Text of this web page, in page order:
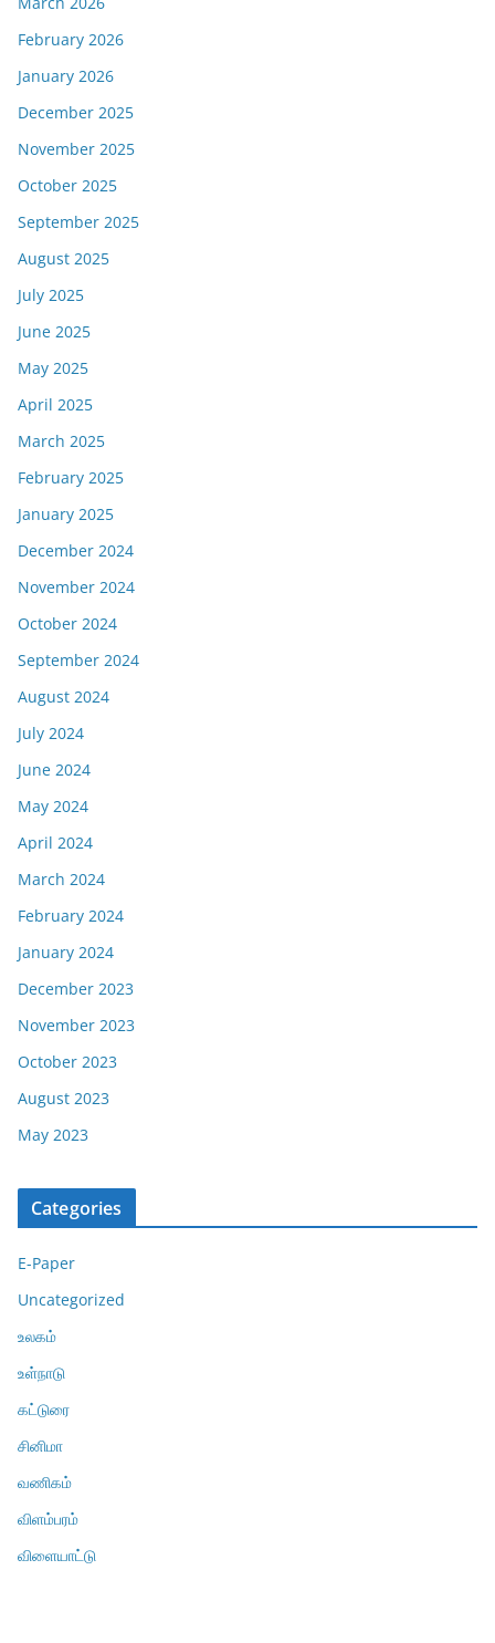
February 2026
January 2026
December 2025
November 2025
October 2025
September 2025
August 2025
July 2025
June 2025
May 2025
April 2025
March 2025
February 2025
January 2025
December 2024
November 2024
October 2024
September 2024
August 2024
July 2024
June 2024
May 2024
April 2024
March 2024
February 2024
January 2024
December 2023
November 2023
October 2023
August 2023
May 2023
Categories
E-Paper
Uncategorized
உலகம்
உள்நாடு
கட்டுரை
சினிமா
வணிகம்
விளம்பரம்
விளையாட்டு